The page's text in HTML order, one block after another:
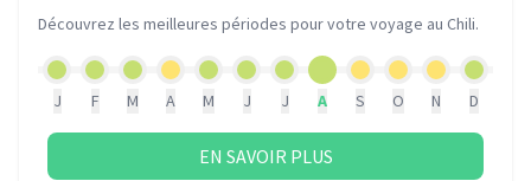
Découvrez les meilleures périodes pour votre voyage au Chili.
J F M A M J J A S O N D
EN SAVOIR PLUS